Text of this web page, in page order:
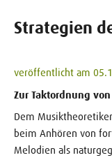
Strategien
veröffentlicht am
Zur Taktordnung
Dem
beim Anhören von
Melodien als